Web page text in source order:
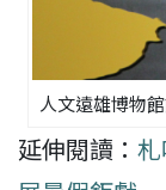
人文遠雄博物
延伸閱讀：